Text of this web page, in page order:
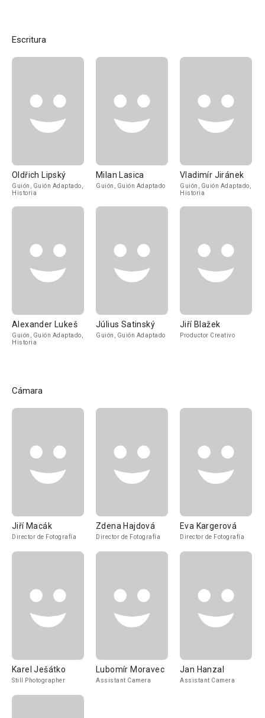
Escritura
Oldřich Lipský
Guión, Guión Adaptado,
Historia
Milan Lasica
Guión, Guión Adaptado
Vladimír Jiránek
Guión, Guión Adaptado,
Historia
Alexander Lukeš
Guión, Guión Adaptado,
Historia
Július Satinský
Guión, Guión Adaptado
Jiří Blažek
Productor Creativo
Cámara
Jiří Macák
Director de Fotografía
Zdena Hajdová
Director de Fotografía
Eva Kargerová
Director de Fotografía
Karel Ješátko
Still Photographer
Lubomír Moravec
Assistant Camera
Jan Hanzal
Assistant Camera